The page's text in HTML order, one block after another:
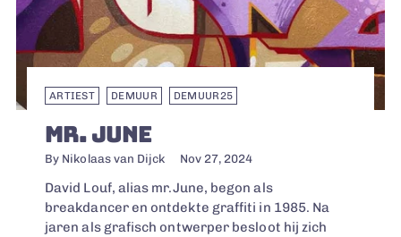
ARTIEST DEMUUR DEMUUR25
MR. JUNE
By Nikolaas van Dijck Nov 27, 2024
David Louf, alias mr.June, begon als
breakdancer en ontdekte graffiti in 1985. Na
jaren als grafisch ontwerper besloot hij zich